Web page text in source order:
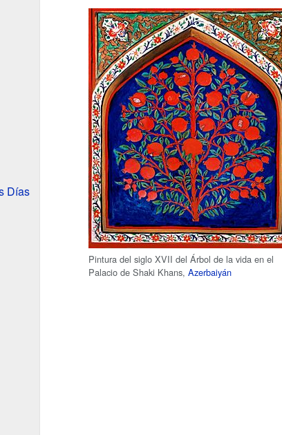
Pintura del siglo XVII del Árbol de la vida en el
Palacio de Shaki Khans,Azerbaiyán
Días